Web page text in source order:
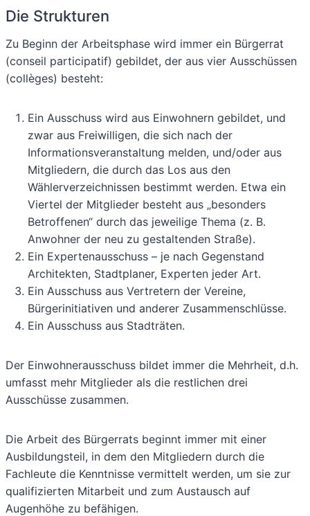
Die Strukturen
Zu Beginn der Arbeitsphase wird immer ein Bürgerrat
(conseil participatif) gebildet, der aus vier Ausschüssen
(collèges) besteht:
Ein Ausschuss wird aus Einwohnern gebildet, und
zwar aus Freiwilligen, die sich nach der
Informationsveranstaltung melden, und/oder aus
Mitgliedern, die durch das Los aus den
Wählerverzeichnissen bestimmt werden. Etwa ein
Viertel der Mitglieder besteht aus „besonders
Betroffenen“ durch das jeweilige Thema (z. B.
Anwohner der neu zu gestaltenden Straße).
Ein Expertenausschuss – je nach Gegenstand
Architekten, Stadtplaner, Experten jeder Art.
Ein Ausschuss aus Vertretern der Vereine,
Bürgerinitiativen und anderer Zusammenschlüsse.
Ein Ausschuss aus Stadträten.
Der Einwohnerausschuss bildet immer die Mehrheit, d.h.
umfasst mehr Mitglieder als die restlichen drei
Ausschüsse zusammen.
Die Arbeit des Bürgerrats beginnt immer mit einer
Ausbildungsteil, in dem den Mitgliedern durch die
Fachleute die Kenntnisse vermittelt werden, um sie zur
qualifizierten Mitarbeit und zum Austausch auf
Augenhöhe zu befähigen.